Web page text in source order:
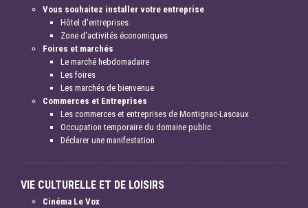
Vous souhaitez installer votre entreprise
Hôtel d'entreprises
Zone d'activités économiques
Foires et marchés
Le marché hebdomadaire
Les foires
Les marchés de bienvenue
Commerces et Entreprises
Les commerces et entreprises de Montignac-Lascaux
Occupation temporaire du domaine public
Déclarer une manifestation
VIE CULTURELLE ET DE LOISIRS
Cinéma Le Vox